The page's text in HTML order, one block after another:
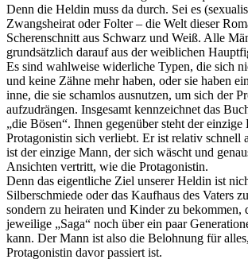
Denn die Heldin muss da durch. Sei es
Zwangsheirat oder Folter – die Welt dieser
Scherenschnitt aus Schwarz und Weiß. Alle
grundsätzlich darauf aus der weiblichen
Es sind wahlweise widerliche Typen, die sich
und keine Zähne mehr haben, oder sie haben
inne, die sie schamlos ausnutzen, um sich der
aufzudrängen. Insgesamt kennzeichnet das
„die Bösen“. Ihnen gegenüber steht der
Protagonistin sich verliebt. Er ist relativ schnell
ist der einzige Mann, der sich wäscht und
Ansichten vertritt, wie die Protagonistin.
Denn das eigentliche Ziel unserer Heldin ist
Silberschmiede oder das Kaufhaus des Vaters
sondern zu heiraten und Kinder zu bekommen,
jeweilige „Saga“ noch über ein paar
kann. Der Mann ist also die Belohnung für
Protagonistin davor passiert ist.